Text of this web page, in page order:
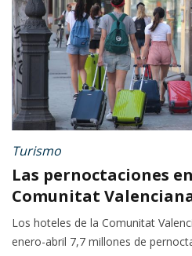
Turismo
Las pernoctaciones
Comunitat Valenciana
Los hoteles de la Comunitat
enero-abril 7,7 millones de